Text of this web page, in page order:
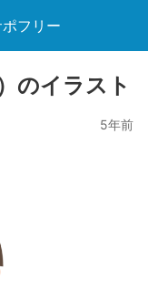
フリー
のイラスト
5年前